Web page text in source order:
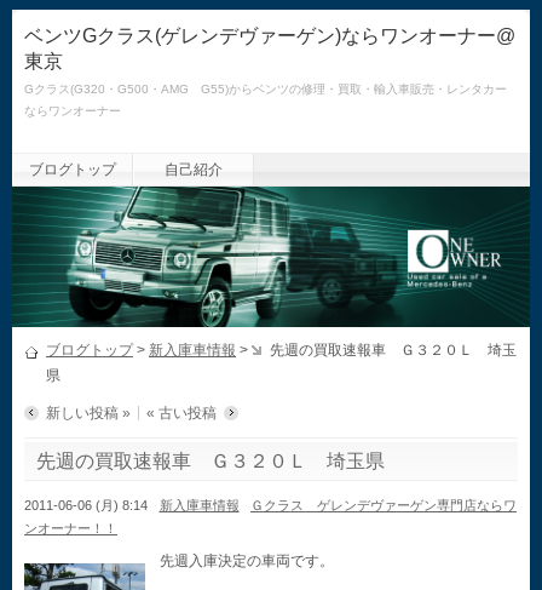
ベンツGクラス(ゲレンデヴァーゲン)ならワンオーナー@
東京
Gクラス(G320・G500・AMG G55)からベンツの修理・買取・輸入車販売・レンタカー
ならワンオーナー
ブログトップ 自己紹介
ブログトップ> 新入庫車情報 >
先週の買取速報車 Ｇ３２０Ｌ 埼玉
県
新しい投稿 » « 古い投稿
先週の買取速報車 Ｇ３２０Ｌ 埼玉県
2011-06-06 (月) 8:14 新入庫車情報
Ｇクラス ゲレンデヴァーゲン専門店ならワ
ンオーナー！！
先週入庫決定の車両です。